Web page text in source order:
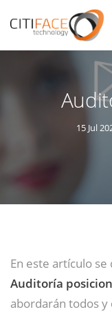
contenido
15 Jul
En este artículo
Auditoría
abordarán todos y